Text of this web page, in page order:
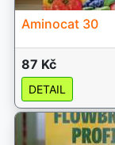
Aminocat 30
87 Kč
DETAIL